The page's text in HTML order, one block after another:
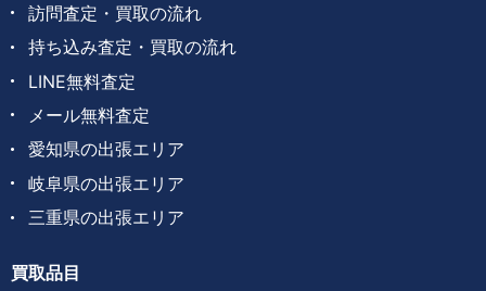
訪問査定・買取の流れ
持ち込み査定・買取の流れ
LINE無料査定
メール無料査定
愛知県の出張エリア
岐阜県の出張エリア
三重県の出張エリア
買取品目